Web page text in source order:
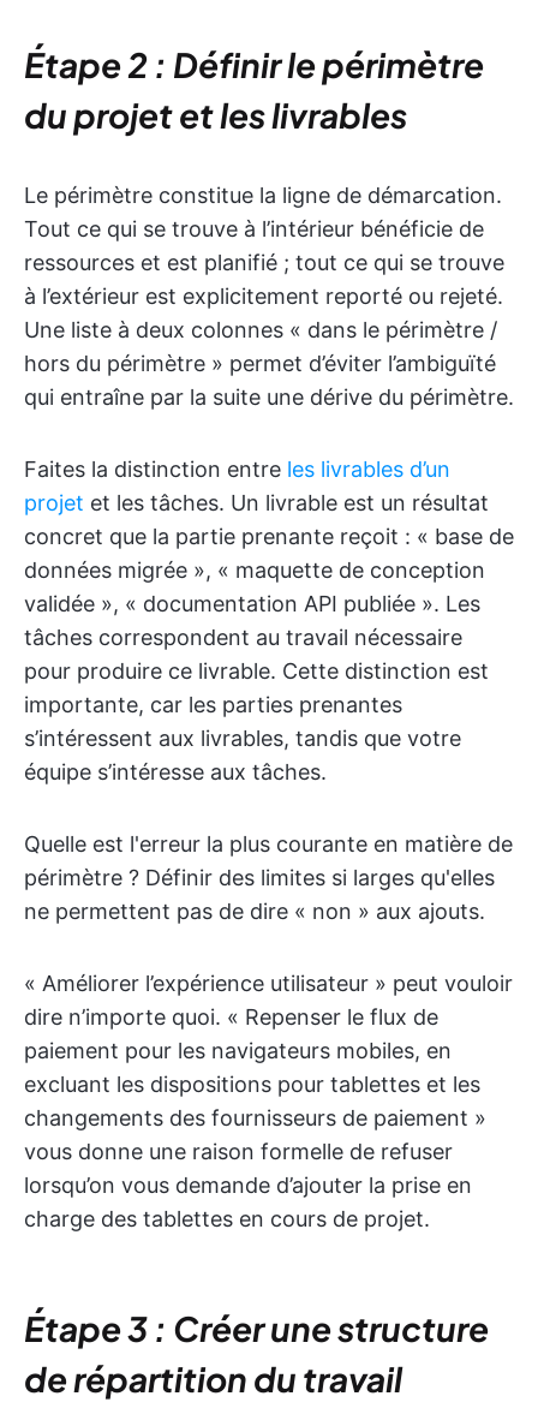
Étape 2 : Définir le périmètre
du projet et les livrables
Le périmètre constitue la ligne de démarcation.
Tout ce qui se trouve à l’intérieur bénéficie de
ressources et est planifié ; tout ce qui se trouve
à l’extérieur est explicitement reporté ou rejeté.
Une liste à deux colonnes « dans le périmètre /
hors du périmètre » permet d’éviter l’ambiguïté
qui entraîne par la suite une dérive du périmètre.
Faites la distinction entre les livrables d’un
projet et les tâches. Un livrable est un résultat
concret que la partie prenante reçoit : « base de
données migrée », « maquette de conception
validée », « documentation API publiée ». Les
tâches correspondent au travail nécessaire
pour produire ce livrable. Cette distinction est
importante, car les parties prenantes
s’intéressent aux livrables, tandis que votre
équipe s’intéresse aux tâches.
Quelle est l'erreur la plus courante en matière de
périmètre ? Définir des limites si larges qu'elles
ne permettent pas de dire « non » aux ajouts.
« Améliorer l’expérience utilisateur » peut vouloir
dire n’importe quoi. « Repenser le flux de
paiement pour les navigateurs mobiles, en
excluant les dispositions pour tablettes et les
changements des fournisseurs de paiement »
vous donne une raison formelle de refuser
lorsqu’on vous demande d’ajouter la prise en
charge des tablettes en cours de projet.
Étape 3 : Créer une structure
de répartition du travail